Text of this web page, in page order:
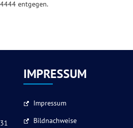
entgegen.
IMPRESSUM
Impressum
Bildnachweise